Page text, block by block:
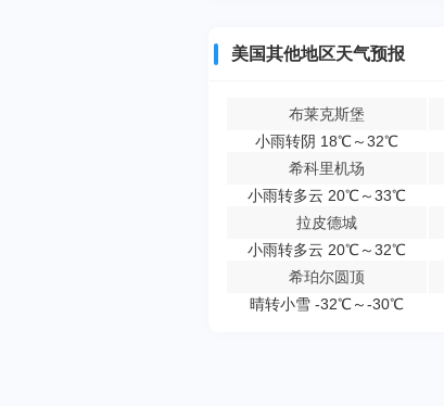
美国其他地区天气预报
布莱克斯堡
小雨转阴 18℃～32℃
希科里机场
小雨转多云 20℃～33℃
拉皮德城
小雨转多云 20℃～32℃
希珀尔圆顶
晴转小雪 -32℃～-30℃